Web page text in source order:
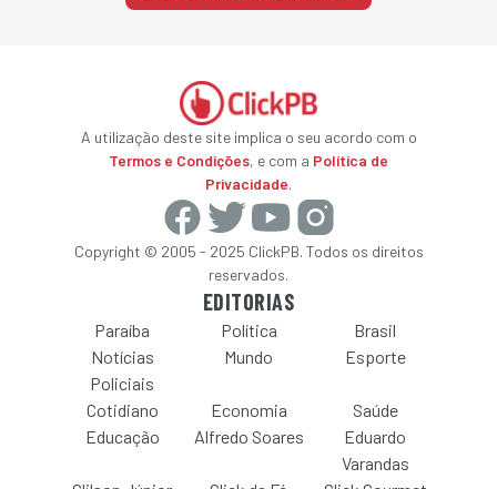
A utilização deste site implica o seu acordo com o
Termos e Condições, e com a Política de
Privacidade.
Copyright © 2005 - 2025 ClickPB. Todos os direitos
reservados.
EDITORIAS
Paraíba Política
Brasil
Notícias
Policiais
Mundo Esporte
Cotidiano Economia
Saúde
Educação
Alfredo Soares
Eduardo
Varandas